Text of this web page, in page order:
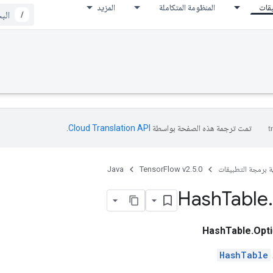
المنظومة المتكاملة المزيد
/
تمت ترجمة هذه الصفحة بواسطة Cloud Translation API‏
برمجة التطبيقات TensorFlow v2.5.0
Java
HashTable.
HashTable